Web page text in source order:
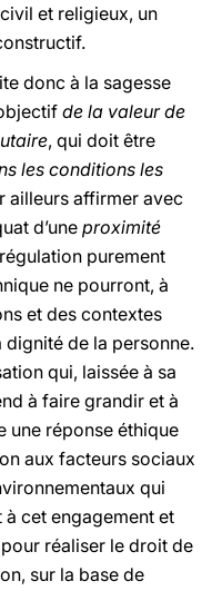
et religieux, un
donc à la sagesse
de la valeur de
, qui doit être
les conditions les
ailleurs affirmer avec
d’une proximité
purement
ne pourront, à
et des contextes
de la personne.
qui, laissée à sa
à faire grandir et à
une réponse éthique
aux facteurs sociaux
qui
cet engagement et
réaliser le droit de
sur la base de